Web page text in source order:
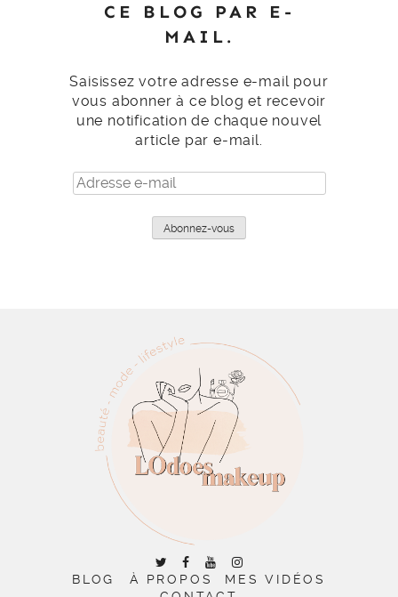
CE BLOG PAR E-
MAIL.
Saisissez votre adresse e-mail pour
vous abonner à ce blog et recevoir
une notification de chaque nouvel
article par e-mail.
Adresse
e-
Abonnez-vous
BLOG À PROPOS
MES VIDÉOS